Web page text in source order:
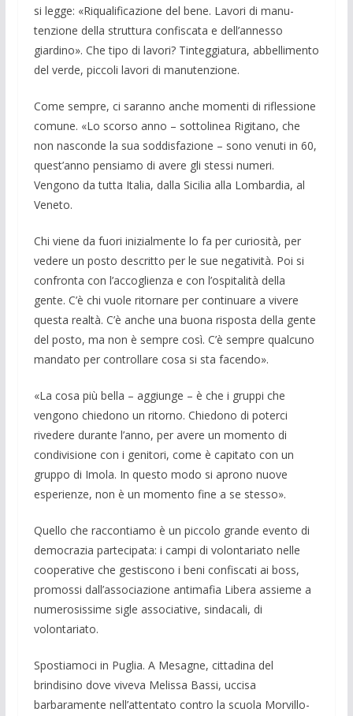
si legge: «Ri­qualificazione del bene. Lavori di manu­
tenzione della struttura confiscata e dell’annesso
giardino». Che tipo di lavo­ri? Tinteggiatura, abbellimen­to
del verde, piccoli lavori di manuten­zione.
Come sempre, ci saranno anche mo­menti di riflessione
comune. «Lo scorso anno – sottolinea Rigitano, che
non na­sconde la sua soddisfazione – sono venuti in 60,
quest’anno pensiamo di avere gli stessi numeri.
Vengono da tutta Italia, dalla Sicilia alla Lombardia, al
Ve­neto.
Chi viene da fuori inizialmente lo fa per curiosità, per
vedere un posto descritt­o per le sue negatività. Poi si
con­fronta con l’accoglienza e con l’ospitalità della
gente. C’è chi vuole ritornare per continuare a vivere
questa realtà. C’è an­che una buona risposta della gente
del posto, ma non è sempre così. C’è sempre qualcuno
mandato per controllare cosa si sta facendo».
«La cosa più bella – aggiunge – è che i gruppi che
vengono chiedono un ritorno. Chiedono di poterci
rivedere durante l’anno, per avere un momento di
condivi­sione con i genitori, come è capitato con un
gruppo di Imola. In questo modo si aprono nuove
esperienze, non è un mo­mento fine a se stesso».
Quello che raccontiamo è un piccolo grande evento di
democrazia partecipata: i campi di volontariato nelle
cooperative che gestiscono i beni confiscati ai boss,
promossi dall’associazione antimafia Li­bera assieme a
numerosissime sigle asso­ciative, sindacali, di
volontariato.
Spostiamoci in Puglia. A Mesagne, cit­tadina del
brindisino dove viveva Melis­sa Bassi, uccisa
barbaramente nell’atten­tato contro la scuola Morvillo-